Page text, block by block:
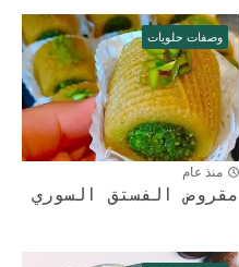
وصفات حلويات
منذ عام
مقروض الفستق السوري